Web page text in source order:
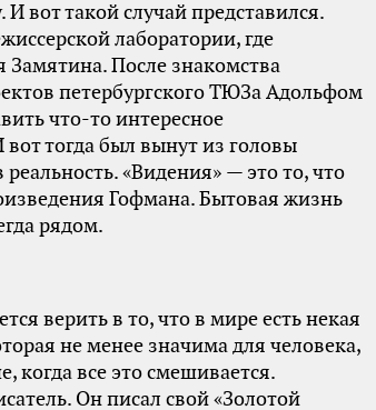
вот такой случай представился.
лаборатории, где
Замятина. После знакомства
петербургского ТЮЗа Адольфом
что-то интересное
тогда был вынут из головы
«Видения» — это то, что
Гофмана. Бытовая жизнь
рядом.
верить в то, что в мире есть некая
не менее значима для человека,
когда все это смешивается.
Он писал свой «Золотой